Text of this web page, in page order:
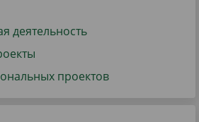
деятельность
проектов